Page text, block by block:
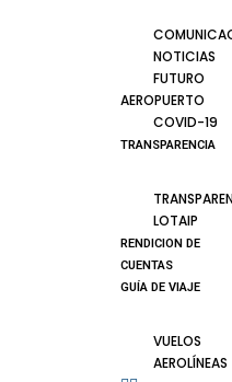
NOTICIAS
FUTURO
AEROPUERTO
COVID-19
TRANSPARENCIA
LOTAIP
RENDICION DE
CUENTAS
GUÍA DE VIAJE
VUELOS
AEROLÍNEAS